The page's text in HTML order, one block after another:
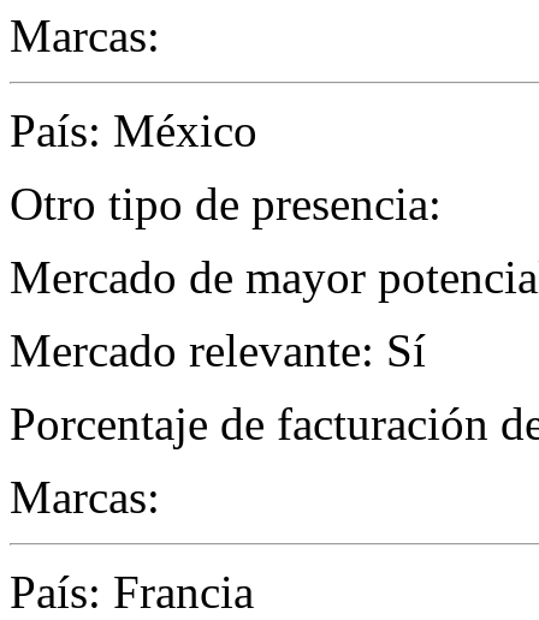
Marcas:
País: México
Otro tipo de presencia:
Mercado de mayor
Mercado relevante: Sí
Porcentaje de facturación
Marcas:
País: Francia